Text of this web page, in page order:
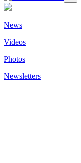
News
Videos
Photos
Newsletters